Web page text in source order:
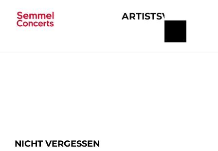
ARTISTS
NICHT VERGESSEN